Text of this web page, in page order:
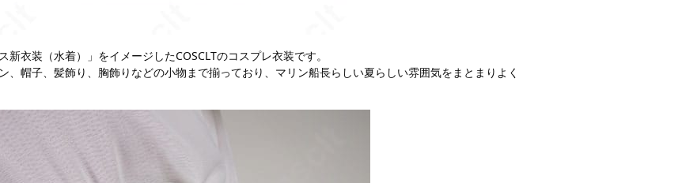
衣装（水着）」をイメージしたCOSCLTのコスプレ衣装です。
、帽子、髪飾り、胸飾りなどの小物まで揃っており、マリン船長らしい夏らしい雰囲気をまとまりよく